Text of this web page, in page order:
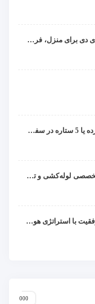
بهترین ایده‌های نورپردازی دکوراتیو با ال ای دی برای منزل، فروشگاه و دفتر کار
مقایسه هزینه اقامت هتل معمولی، میان‌رده یا 5 ستاره در سفر زیارتی عراق
لوله بازکنی قزوین، تخلیه چاه و خدمات تخصصی لوله‌کشی و تشخیص ترکیدگی
آیا پیجهای اینستاگرام درآمد دارند؟ راز موفقیت با استراتژی هوشمندانه